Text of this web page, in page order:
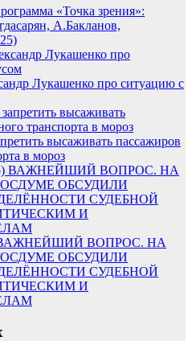
«Точка зрения»:
А.Бакланов,
Лукашенко про ситуацию с
высаживать пассажиров
в мороз
ВАЖНЕЙШИЙ ВОПРОС. НА
ОБСУДИЛИ
СУДЕБНОЙ
И